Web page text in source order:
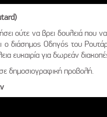
ούτε να βρει δουλειά που να
ο διάσημος Οδηγός του
ευκαιρία για δωρεάν
δημοσιογραφική προβολή.